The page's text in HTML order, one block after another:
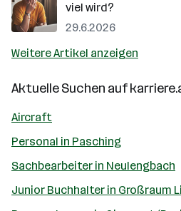
viel wird?
29.6.2026
Weitere Artikel anzeigen
Aktuelle Suchen auf
Aircraft
Personal in Pasching
Sachbearbeiter in Neulengbach
Junior Buchhalter in Großraum